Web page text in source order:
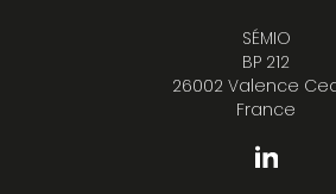
SÉMIO
BP 212
26002 Valence
France